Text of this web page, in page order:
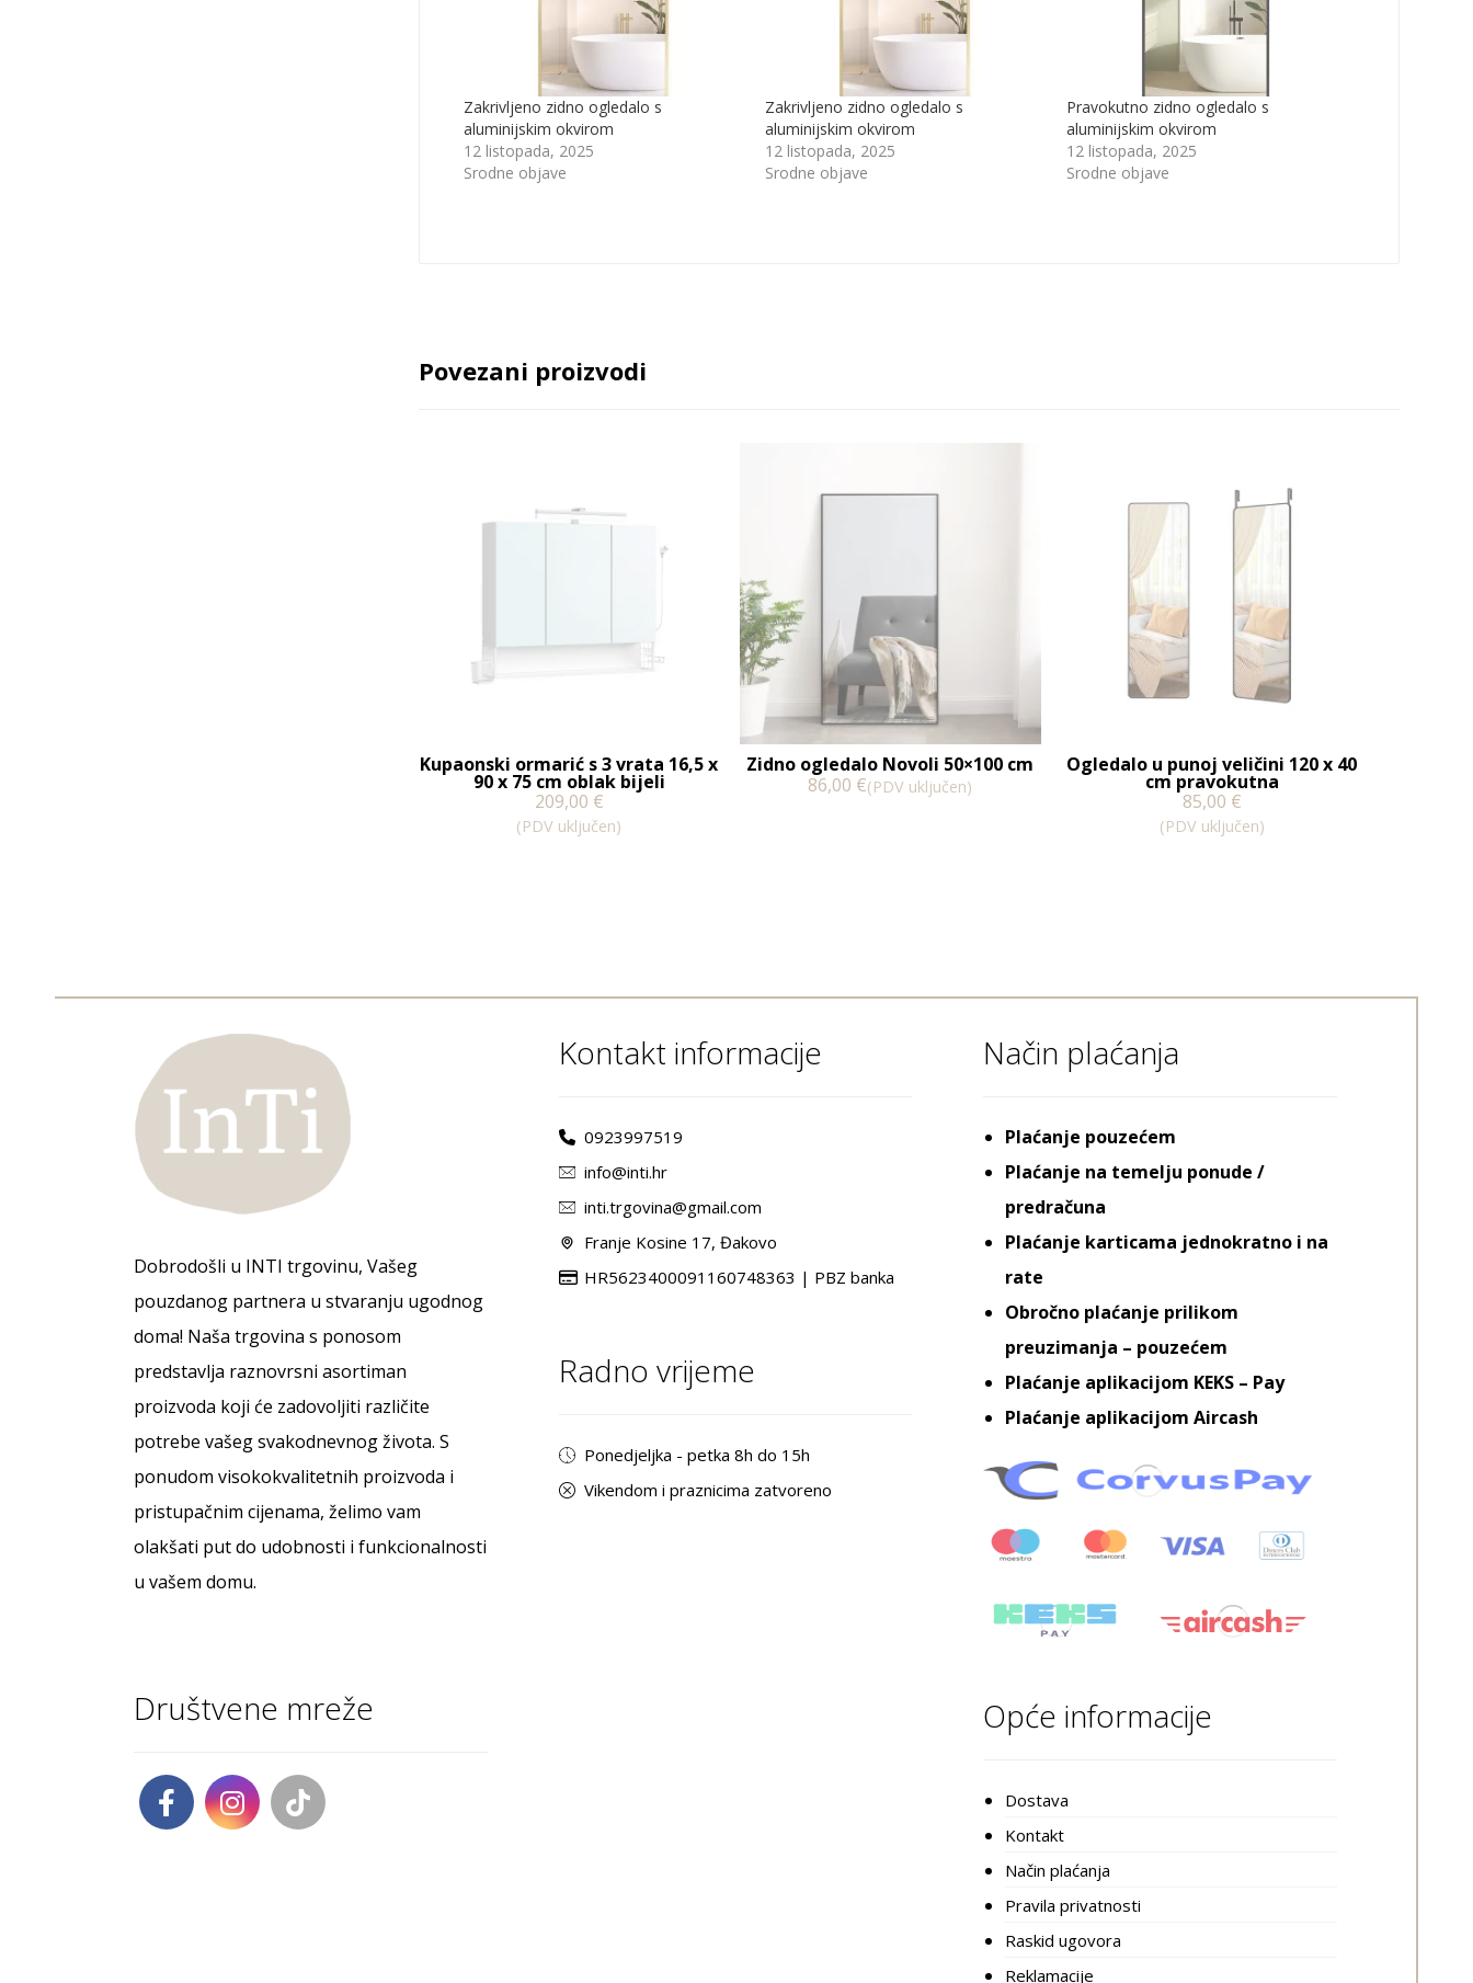
Zakrivljeno zidno ogledalo s
aluminijskim okvirom
12 listopada, 2025
Srodne objave
Zakrivljeno zidno ogledalo s
aluminijskim okvirom
12 listopada, 2025
Srodne objave
Pravokutno zidno ogledalo s
aluminijskim okvirom
12 listopada, 2025
Srodne objave
Povezani proizvodi
Kupaonski ormarić s 3 vrata 16,5 x
90 x 75 cm oblak bijeli
209,00 €
(PDV uključen)
Zidno ogledalo Novoli 50×100 cm
86,00 €(PDV uključen)
Ogledalo u punoj veličini 120 x 40
cm pravokutna
85,00 €
(PDV uključen)
Dobrodošli u INTI trgovinu, Vašeg
pouzdanog partnera u stvaranju ugodnog
doma! Naša trgovina s ponosom
predstavlja raznovrsni asortiman
proizvoda koji će zadovoljiti različite
potrebe vašeg svakodnevnog života. S
ponudom visokokvalitetnih proizvoda i
pristupačnim cijenama, želimo vam
olakšati put do udobnosti i funkcionalnosti
u vašem domu.
Društvene mreže
Kontakt informacije
0923997519
info@inti.hr
inti.trgovina@gmail.com
Franje Kosine 17, Đakovo
HR5623400091160748363 | PBZ banka
Radno vrijeme
Ponedjeljka - petka 8h do 15h
Vikendom i praznicima zatvoreno
Način plaćanja
Plaćanje pouzećem
Plaćanje na temelju ponude /
predračuna
Plaćanje karticama jednokratno i na
rate
Obročno plaćanje prilikom
preuzimanja – pouzećem
Plaćanje aplikacijom KEKS – Pay
Plaćanje aplikacijom Aircash
Opće informacije
Dostava
Kontakt
Način plaćanja
Pravila privatnosti
Raskid ugovora
Reklamacije